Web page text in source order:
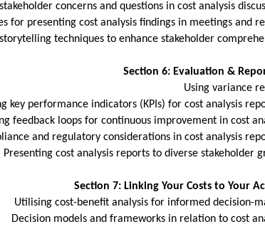
concerns and questions in cost analysis
for presenting cost analysis findings in meetings and
techniques to enhance stakeholder
Section 6: Evaluation &
Using variance
key performance indicators (KPIs) for cost analysis
feedback loops for continuous improvement in cost
and regulatory considerations in cost analysis
Presenting cost analysis reports to diverse stakeholder
Section 7: Linking Your Costs to Your
Utilising cost-benefit analysis for informed decision-
Decision models and frameworks in relation to cost